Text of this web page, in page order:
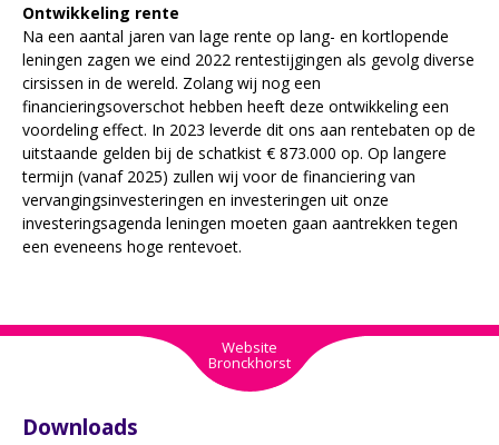
Ontwikkeling rente
Na een aantal jaren van lage rente op lang- en kortlopende
leningen zagen we eind 2022 rentestijgingen als gevolg diverse
cirsissen in de wereld. Zolang wij nog een
financieringsoverschot hebben heeft deze ontwikkeling een
voordeling effect. In 2023 leverde dit ons aan rentebaten op de
uitstaande gelden bij de schatkist € 873.000 op. Op langere
termijn (vanaf 2025) zullen wij voor de financiering van
vervangingsinvesteringen en investeringen uit onze
investeringsagenda leningen moeten gaan aantrekken tegen
een eveneens hoge rentevoet.
Website
Bronckhorst
Downloads